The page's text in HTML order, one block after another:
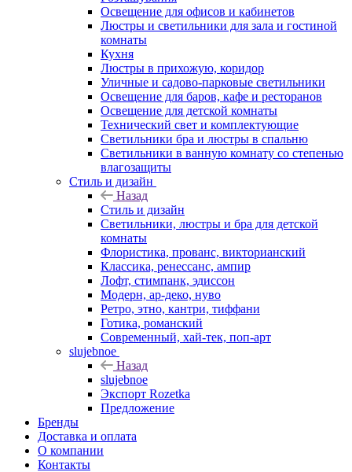
Освещение для офисов и кабинетов
Люстры и светильники для зала и гостиной
комнаты
Кухня
Люстры в прихожую, коридор
Уличные и садово-парковые светильники
Освещение для баров, кафе и ресторанов
Освещение для детской комнаты
Технический свет и комплектующие
Светильники бра и люстры в спальню
Светильники в ванную комнату со степенью
влагозащиты
Стиль и дизайн
Назад
Стиль и дизайн
Светильники, люстры и бра для детской
комнаты
Флористика, прованс, викторианский
Классика, ренессанс, ампир
Лофт, стимпанк, эдиссон
Модерн, ар-деко, нуво
Ретро, этно, кантри, тиффани
Готика, романский
Современный, хай-тек, поп-арт
slujebnoe
Назад
slujebnoe
Экспорт Rozetka
Предложение
Бренды
Доставка и оплата
О компании
Контакты